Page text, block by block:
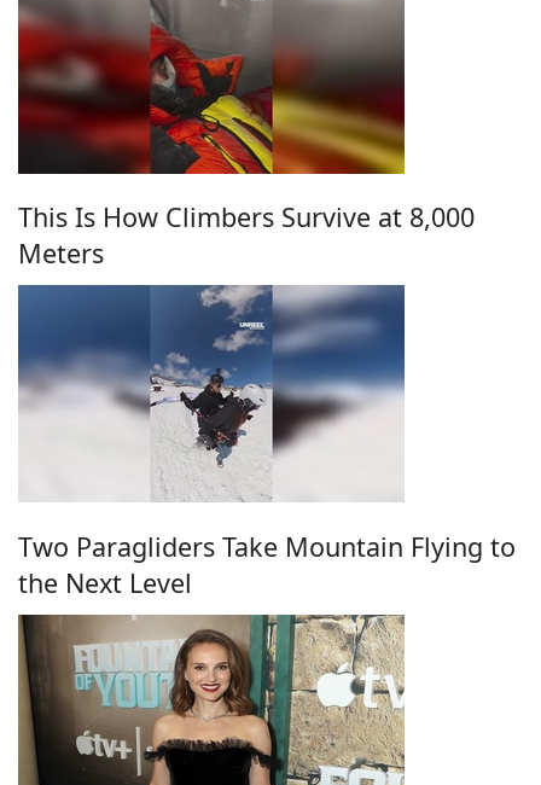
This Is How Climbers Survive at 8,000
Meters
Two Paragliders Take Mountain Flying to
the Next Level